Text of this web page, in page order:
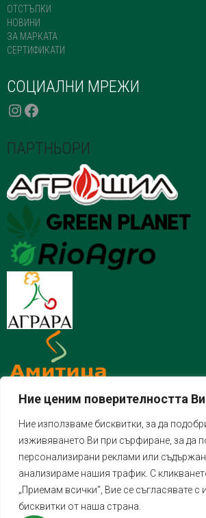
Ние ценим поверителността Ви
Ние използваме бисквитки, за да
изживяването Ви при сърфиране, за да
персонализирани реклами или
анализираме нашия трафик. С
„Приемам всички“, Вие се съгласявате с
бисквитки от наша страна.
ОТСТЪПКИ
НОВИНИ
ЗА МАРКАТА
СЕРТИФИКАТИ
СОЦИАЛНИ МРЕЖИ
INSTAGRAM
FACEBOOK
ПАРТНЬОРИ